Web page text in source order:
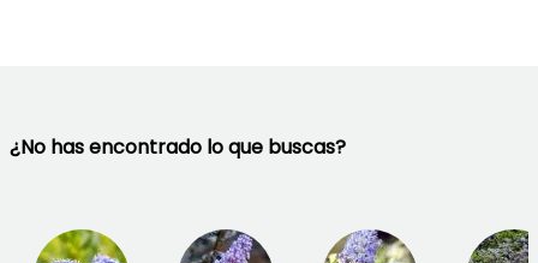
¿No has encontrado lo que buscas?